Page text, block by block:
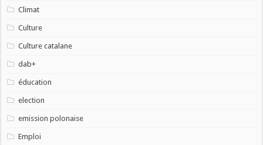
Climat
Culture
Culture catalane
dab+
éducation
election
emission polonaise
Emploi